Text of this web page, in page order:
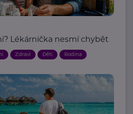
Lékárnička nesmí chybět
Zdraví Děti Rodina